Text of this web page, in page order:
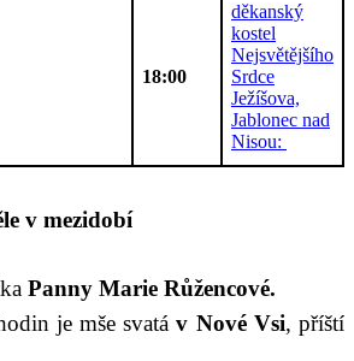
18:00
děkanský
kostel
Nejsvětějšího
Srdce
Ježíšova,
Jablonec nad
Nisou:
v mezidobí
Panny Marie Růžencové.
je mše svatáv Nové Vsi, příští